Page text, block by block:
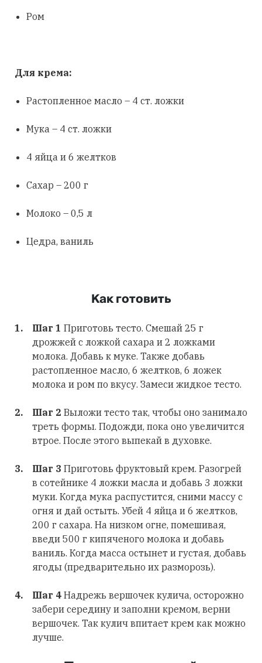
Ром
Для крема:
Растопленное масло – 4 ст. ложки
Мука – 4 ст. ложки
4 яйца и 6 желтков
Сахар – 200 г
Молоко – 0,5 л
Цедра, ваниль
Как готовить
Шаг 1 Приготовь тесто. Смешай 25 г
дрожжей с ложкой сахара и 2 ложками
молока. Добавь к муке. Также добавь
растопленное масло, 6 желтков, 6 ложек
молока и ром по вкусу. Замеси жидкое тесто.
Шаг 2 Выложи тесто так, чтобы оно занимало
треть формы. Подожди, пока оно увеличится
втрое. После этого выпекай в духовке.
Шаг 3 Приготовь фруктовый крем. Разогрей
в сотейнике 4 ложки масла и добавь 3 ложки
муки. Когда мука распустится, сними массу с
огня и дай остыть. Убей 4 яйца и 6 желтков,
200 г сахара. На низком огне, помешивая,
введи 500 г кипяченого молока и добавь
ваниль. Когда масса остынет и густая, добавь
ягоды (предварительно их разморозь).
Шаг 4 Надрежь вершочек кулича, осторожно
забери середину и заполни кремом, верни
вершочек. Так кулич впитает крем как можно
лучше.